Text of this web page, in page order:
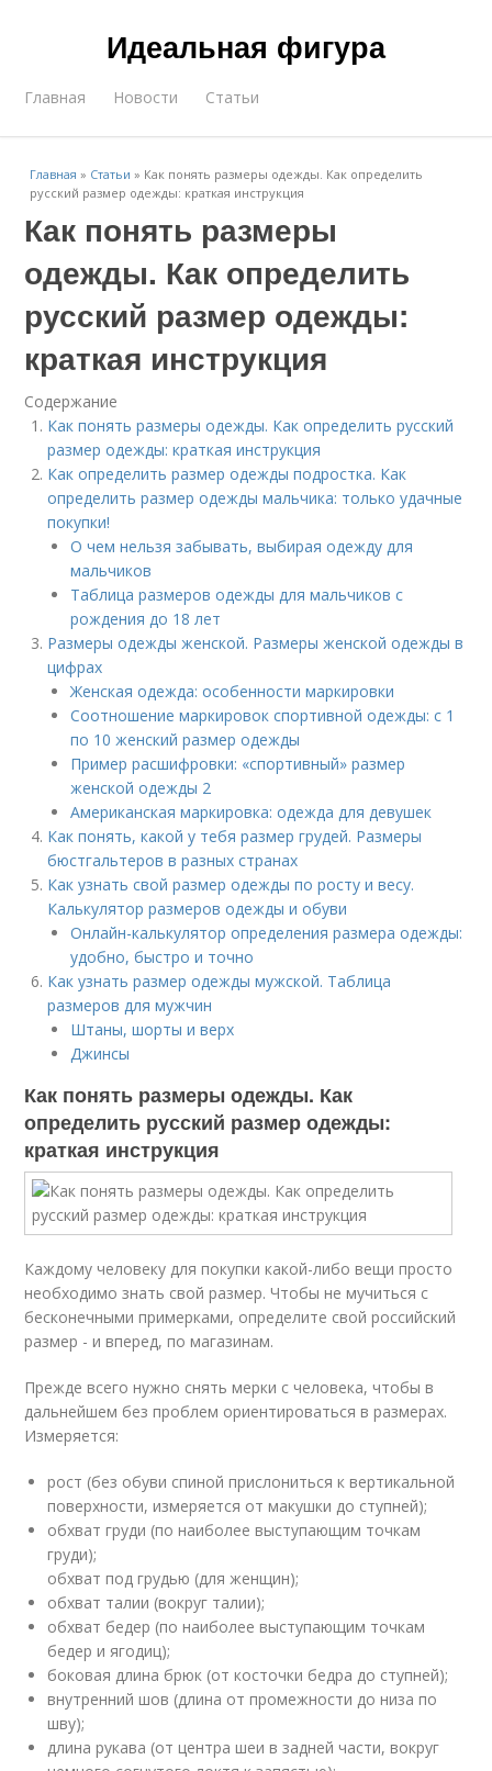
Идеальная фигура
Главная Новости Статьи
Главная » Статьи » Как понять размеры одежды. Как определить
русский размер одежды: краткая инструкция
Как понять размеры
одежды. Как определить
русский размер одежды:
краткая инструкция
Содержание
Как понять размеры одежды. Как определить русский
размер одежды: краткая инструкция
Как определить размер одежды подростка. Как
определить размер одежды мальчика: только удачные
покупки!
О чем нельзя забывать, выбирая одежду для
мальчиков
Таблица размеров одежды для мальчиков с
рождения до 18 лет
Размеры одежды женской. Размеры женской одежды в
цифрах
Женская одежда: особенности маркировки
Соотношение маркировок спортивной одежды: с 1
по 10 женский размер одежды
Пример расшифровки: «спортивный» размер
женской одежды 2
Американская маркировка: одежда для девушек
Как понять, какой у тебя размер грудей. Размеры
бюстгальтеров в разных странах
Как узнать свой размер одежды по росту и весу.
Калькулятор размеров одежды и обуви
Онлайн-калькулятор определения размера одежды:
удобно, быстро и точно
Как узнать размер одежды мужской. Таблица
размеров для мужчин
Штаны, шорты и верх
Джинсы
Как понять размеры одежды. Как
определить русский размер одежды:
краткая инструкция
Каждому человеку для покупки какой-либо вещи просто
необходимо знать свой размер. Чтобы не мучиться с
бесконечными примерками, определите свой российский
размер - и вперед, по магазинам.
Прежде всего нужно снять мерки с человека, чтобы в
дальнейшем без проблем ориентироваться в размерах.
Измеряется:
рост (без обуви спиной прислониться к вертикальной
поверхности, изм­еряется от макушки до ступней);
обхват груди (по наиболее выступающим точкам
груди);
обхват под грудью (для женщин);
обхват талии (вокруг талии);
обхват бедер (по наиболее выступающим точкам
бедер и ягодиц);
боковая длина брюк (от косточки бедра до ступней);
внутренний шов (длина от промежности до низа по
шву);
длина рукава (от центра шеи в задней части, вокруг